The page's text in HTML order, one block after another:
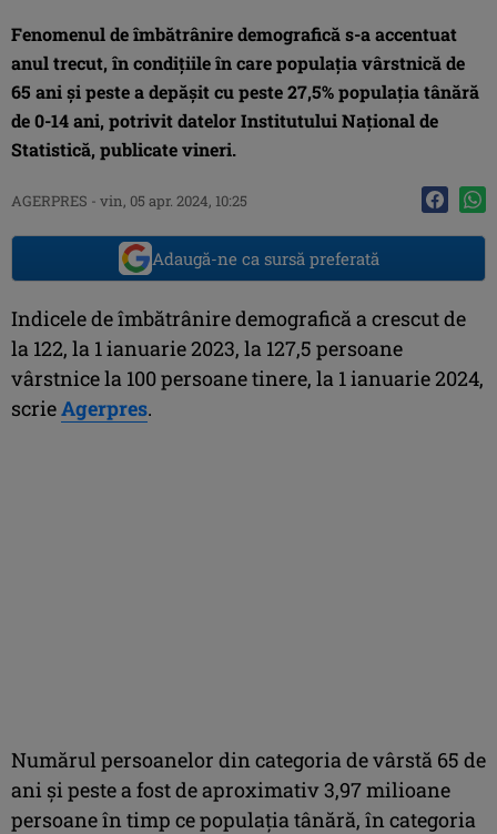
Fenomenul de îmbătrânire demografică s-a accentuat
anul trecut, în condiţiile în care populaţia vârstnică de
65 ani şi peste a depăşit cu peste 27,5% populaţia tânără
de 0-14 ani, potrivit datelor Institutului Naţional de
Statistică, publicate vineri.
AGERPRES - vin, 05 apr. 2024, 10:25
Adaugă-ne ca sursă preferată
Indicele de îmbătrânire demografică a crescut de
la 122, la 1 ianuarie 2023, la 127,5 persoane
vârstnice la 100 persoane tinere, la 1 ianuarie 2024,
scrieAgerpres.
Numărul persoanelor din categoria de vârstă 65 de
ani şi peste a fost de aproximativ 3,97 milioane
persoane în timp ce populaţia tânără, în categoria